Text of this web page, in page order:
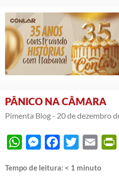
PÂNICO NA CÂMARA
Pimenta Blog - 20 de dezembro
WhatsAppMessengerFacebook
Twitter Email
Tempo de leitura: < 1 minuto